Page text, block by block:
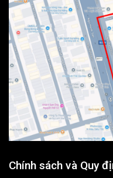
Chính sách và Quy